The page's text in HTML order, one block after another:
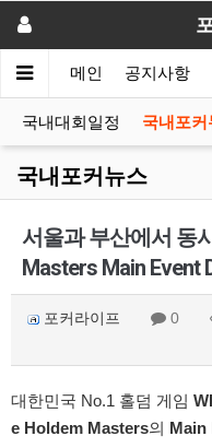
메인 공지사항
국내대회일정 국내포커
국내포커뉴스
서울과 부산에서 동
Masters Main Event
포커라이프 0
대한민국 No.1 홀덤 게임
e Holdem Masters의 Main